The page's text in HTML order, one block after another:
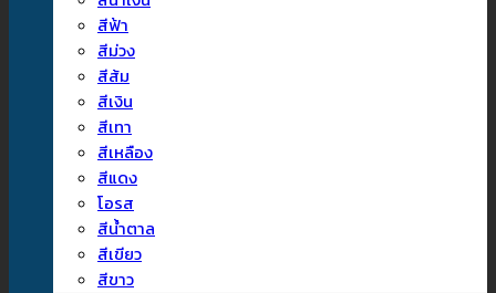
สีฟ้า
สีม่วง
สีส้ม
สีเงิน
สีเทา
สีเหลือง
สีแดง
โอรส
สีน้ำตาล
สีเขียว
สีขาว